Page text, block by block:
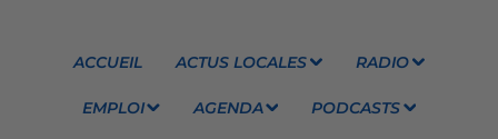
ACCUEIL ACTUS LOCALES RADIO
EMPLOI AGENDA PODCASTS